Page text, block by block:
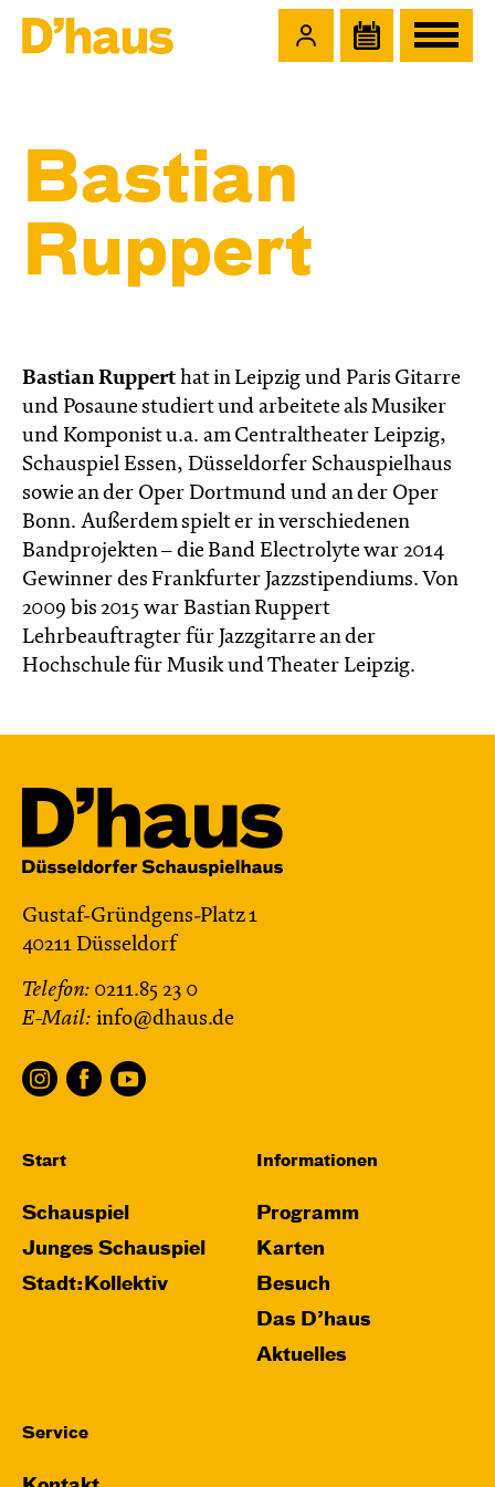
Bastian
Ruppert
Bastian Ruppert hat in Leipzig und Paris Gitarre
und Posaune studiert und arbeitete als Musiker
und Komponist u.a. am Centraltheater Leipzig,
Schauspiel Essen, Düsseldorfer Schauspielhaus
sowie an der Oper Dortmund und an der Oper
Bonn. Außerdem spielt er in verschiedenen
Bandprojekten – die Band Electrolyte war 2014
Gewinner des Frankfurter Jazzstipendiums. Von
2009 bis 2015 war Bastian Ruppert
Lehrbeauftragter für Jazzgitarre an der
Hochschule für Musik und Theater Leipzig.
Gustaf-Gründgens-Platz 1
40211 Düsseldorf
Telefon: 0211.85 23 0
E-Mail: info@dhaus.de
Start
Schauspiel
Junges Schauspiel
Stadt:Kollektiv
Informationen
Programm
Karten
Besuch
Das D’haus
Aktuelles
Service